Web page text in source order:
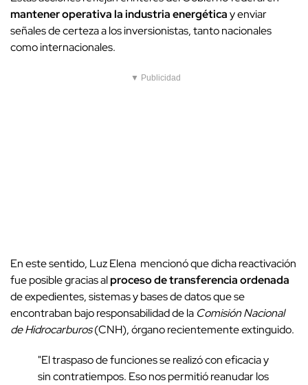
mantener operativa la industria energéticay enviar
señales de certeza a los inversionistas, tanto nacionales
como internacionales.
▼ Publicidad
En este sentido, Luz Elena mencionó que dicha reactivación
fue posible gracias alproceso de transferencia ordenada
de expedientes, sistemas y bases de datos que se
encontraban bajo responsabilidad de la Comisión Nacional
de Hidrocarburos(CNH), órgano recientemente extinguido.
"El traspaso de funciones se realizó con eficacia y
sin contratiempos. Eso nos permitió reanudar los